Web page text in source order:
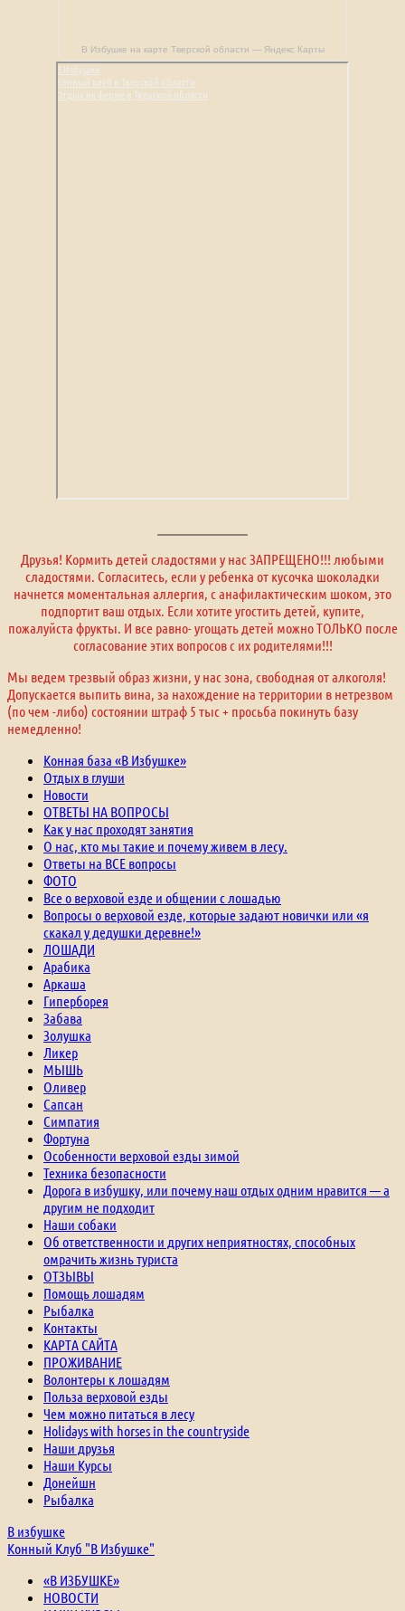
В Избушке на карте Тверской области — Яндекс Карты
В Избушке
Конный клуб в Тверской области
Отдых на ферме в Тверской области
Друзья! Кормить детей сладостями у нас ЗАПРЕЩЕНО!!! любыми
сладостями. Согласитесь, если у ребенка от кусочка шоколадки
начнется моментальная аллергия, с анафилактическим шоком, это
подпортит ваш отдых. Если хотите угостить детей, купите,
пожалуйста фрукты. И все равно- угощать детей можно ТОЛЬКО после
согласование этих вопросов с их родителями!!!
Мы ведем трезвый образ жизни, у нас зона, свободная от алкоголя!
Допускается выпить вина, за нахождение на территории в нетрезвом
(по чем -либо) состоянии штраф 5 тыс + просьба покинуть базу
немедленно!
Конная база «В Избушке»
Отдых в глуши
Новости
ОТВЕТЫ НА ВОПРОСЫ
Как у нас проходят занятия
О нас, кто мы такие и почему живем в лесу.
Ответы на ВСЕ вопросы
ФОТО
Все о верховой езде и общении с лошадью
Вопросы о верховой езде, которые задают новички или «я
скакал у дедушки деревне!»
ЛОШАДИ
Арабика
Аркаша
Гиперборея
Забава
Золушка
Ликер
МЫШЬ
Оливер
Сапсан
Симпатия
Фортуна
Особенности верховой езды зимой
Техника безопасности
Дорога в избушку, или почему наш отдых одним нравится — а
другим не подходит
Наши собаки
Об ответственности и других неприятностях, способных
омрачить жизнь туриста
ОТЗЫВЫ
Помощь лошадям
Рыбалка
Контакты
КАРТА САЙТА
ПРОЖИВАНИЕ
Волонтеры к лошадям
Польза верховой езды
Чем можно питаться в лесу
Holidays with horses in the countryside
Наши друзья
Наши Курсы
Донейшн
Рыбалка
В избушке
Конный Клуб "В Избушке"
«В ИЗБУШКЕ»
НОВОСТИ